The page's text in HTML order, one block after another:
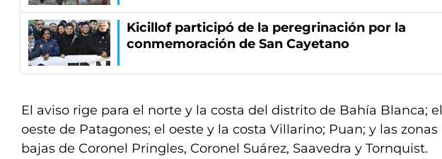
Kicillof participó de la peregrinación por la
conmemoración de San Cayetano
El aviso rige para el norte y la costa del distrito de Bahía Blanca; el
oeste de Patagones; el oeste y la costa Villarino; Puan; y las zonas
bajas de Coronel Pringles, Coronel Suárez, Saavedra y Tornquist.